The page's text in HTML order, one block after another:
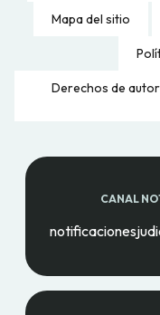
Mapa del sitio
Derechos de
CANAL